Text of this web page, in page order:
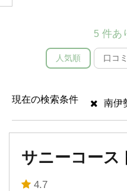
5 件あ
人気順 口コ
現在の検索条件 南伊
サニーコース
4.7